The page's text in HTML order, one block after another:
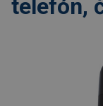
telefón,